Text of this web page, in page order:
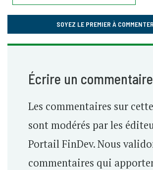
SOYEZ LE PREMIER À COMMENTER
Écrire un commentaire
Les commentaires sur
sont modérés par les
Portail FinDev. Nous
commentaires qui